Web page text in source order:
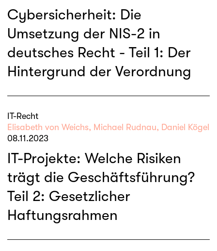
Cybersicherheit: Die
Umsetzung der NIS-2 in
deutsches Recht - Teil 1: Der
Hintergrund der Verordnung
IT-Recht
Elisabeth von Weichs, Michael Rudnau, Daniel Kögel
08.11.2023
IT-Projekte: Welche Risiken
trägt die Geschäftsführung?
Teil 2: Gesetzlicher
Haftungsrahmen